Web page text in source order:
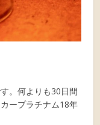
。何よりも30日間
ープラチナム18年